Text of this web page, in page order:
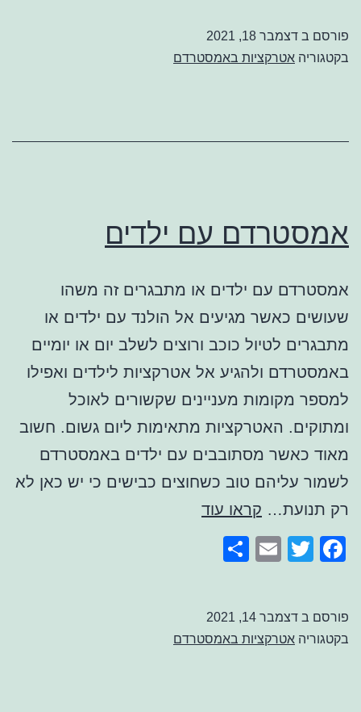
פורסם ב דצמבר 18, 2021
בקטגוריה אטרקציות באמסטרדם
אמסטרדם עם ילדים
אמסטרדם עם ילדים או מתבגרים זה משהו
שעושים כאשר מגיעים אל הולנד עם ילדים או
מתבגרים לטיול כוכב ורוצים לשלב יום או יומיים
באמסטרדם ולהגיע אל אטרקציות לילדים ואפילו
למספר מקומות מעניינים שקשורים לאוכל
ומתוקים. האטרקציות מתאימות ליום גשום. חשוב
מאוד כאשר מסתובבים עם ילדים באמסטרדם
לשמור עליהם טוב כשחוצים כבישים כי יש כאן לא
רק תנועת… קראו עודאמסטרדם
Facebook
Twitter
Email
פורסם ב דצמבר 14, 2021
בקטגוריה אטרקציות באמסטרדם